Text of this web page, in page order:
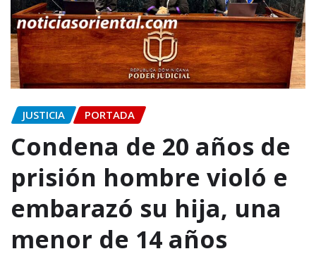
JUSTICIA PORTADA
Condena de 20 años de
prisión hombre violó e
embarazó su hija, una
menor de 14 años